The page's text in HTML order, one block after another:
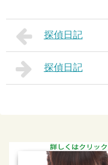
探偵日記
探偵日記